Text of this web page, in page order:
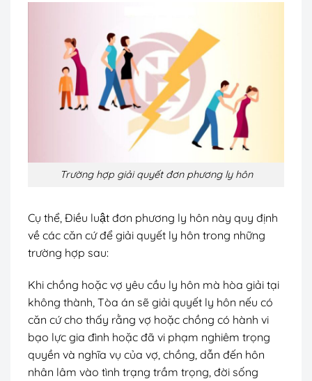
Trường hợp giải quyết đơn phương ly hôn
Cụ thể, Điều luật đơn phương ly hôn này quy định
về các căn cứ để giải quyết ly hôn trong những
trường hợp sau:
Khi chồng hoặc vợ yêu cầu ly hôn mà hòa giải tại
không thành, Tòa án sẽ giải quyết ly hôn nếu có
căn cứ cho thấy rằng vợ hoặc chồng có hành vi
bạo lực gia đình hoặc đã vi phạm nghiêm trọng
quyền và nghĩa vụ của vợ, chồng, dẫn đến hôn
nhân lâm vào tình trạng trầm trọng, đời sống